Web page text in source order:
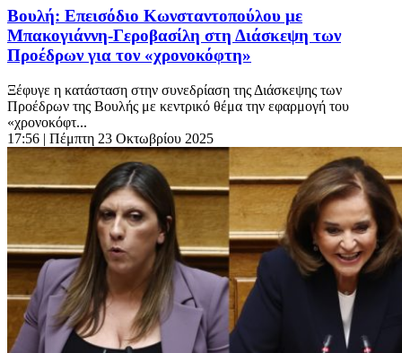
Βουλή: Επεισόδιο Κωνσταντοπούλου με
Μπακογιάννη-Γεροβασίλη στη Διάσκεψη των
Προέδρων για τον «χρονοκόφτη»
Ξέφυγε η κατάσταση στην συνεδρίαση της Διάσκεψης των
Προέδρων της Βουλής με κεντρικό θέμα την εφαρμογή του
«χρονοκόφτ...
17:56 | Πέμπτη 23 Οκτωβρίου 2025